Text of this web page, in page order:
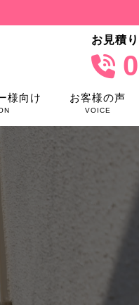
お見積
様向け お客様の声
VOICE